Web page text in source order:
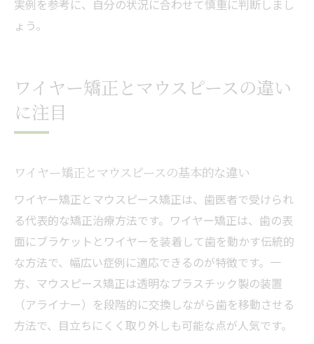
実例を参考に、自分の状況に合わせて慎重に判断しまし
ょう。
ワイヤー矯正とマウスピースの違い
に注目
ワイヤー矯正とマウスピースの基本的な違い
ワイヤー矯正とマウスピース矯正は、歯医者で受けられ
る代表的な矯正治療方法です。ワイヤー矯正は、歯の表
面にブラケットとワイヤーを装着して歯を動かす伝統的
な方法で、幅広い症例に適応できるのが特徴です。一
方、マウスピース矯正は透明なプラスチック製の装置
（アライナー）を段階的に交換しながら歯を移動させる
方法で、目立ちにくく取り外しも可能な点が人気です。